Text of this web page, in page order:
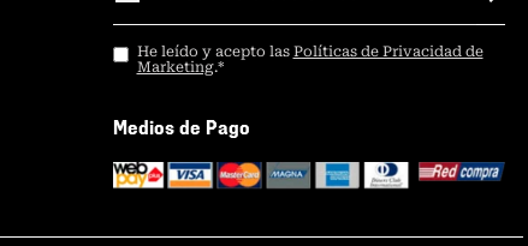
He leído y acepto las Políticas de Privacidad de
Marketing.*
Medios de Pago